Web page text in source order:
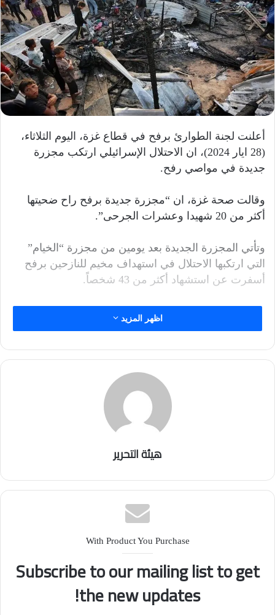
أعلنت لجنة الطوارئ برفح في قطاع غزة، اليوم الثلاثاء،
(28 ايار 2024)، ان الاحتلال الإسرائيلي ارتكب مجزرة
جديدة في مواصي رفح.
وقالت صحة غزة، ان “مجزرة جديدة برفح راح ضحيتها
أكثر من 20 شهيدا وعشرات الجرحى”.
وتأتي المجزرة الجديدة بعد يومين من مجزرة “الخيام”
التي ارتكبها الاحتلال في استهداف مخيم للنازحين برفح
أسفرت عن استشهاد أكثر من 43 شخصاً.
اظهر المزيد
هيئة التحرير
With Product You Purchase
Subscribe to our mailing list to get
the new updates!